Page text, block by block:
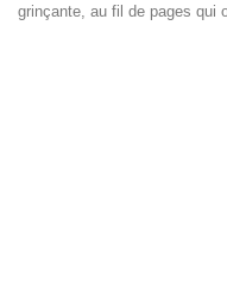
grinçante, au fil de pages qui